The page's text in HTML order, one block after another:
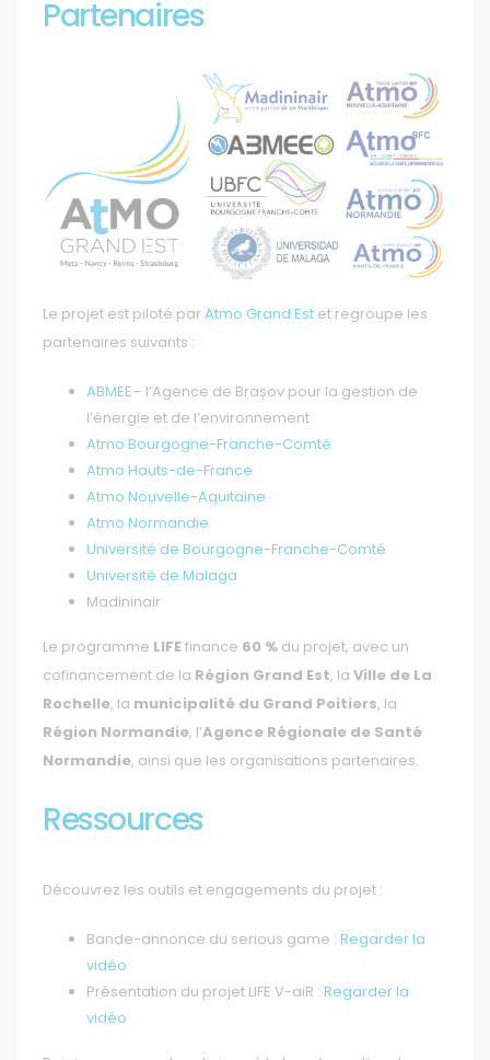
Partenaires
Le projet est piloté par Atmo Grand Est et regroupe les
partenaires suivants :
ABMEE– l’Agence de Brașov pour la gestion de
l’énergie et de l’environnement
Atmo Bourgogne-Franche-Comté
Atmo Hauts-de-France
Atmo Nouvelle-Aquitaine
Atmo Normandie
Université de Bourgogne-Franche-Comté
Université de Malaga
Madininair
Le programme LIFEfinance 60 % du projet, avec un
cofinancement de la Région Grand Est, la Ville de La
Rochelle, la municipalité du Grand Poitiers, la
Région Normandie, l’Agence Régionale de Santé
Normandie, ainsi que les organisations partenaires.
Ressources
Découvrez les outils et engagements du projet :
Bande-annonce du serious game : Regarder la
vidéo
Présentation du projet LIFE V-aiR : Regarder la
vidéo